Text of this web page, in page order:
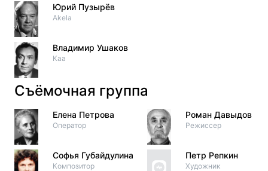
Юрий Пузырёв
Akela
Владимир Ушаков
Kaa
Съёмочная группа
Елена Петрова
Оператор
Софья Губайдулина
Композитор
Роман Давыдов
Режиссер
Петр Репкин
Художник